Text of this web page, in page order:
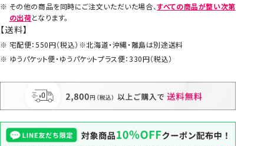
その他の商品を同時にご注文いただいた場合、すべての商品が整い次第
の出荷となります。
【送料】
宅配便：550円（税込）※北海道・沖縄・離島は別途送料
ゆうパケット便・ゆうパケットプラス便：330円（税込）